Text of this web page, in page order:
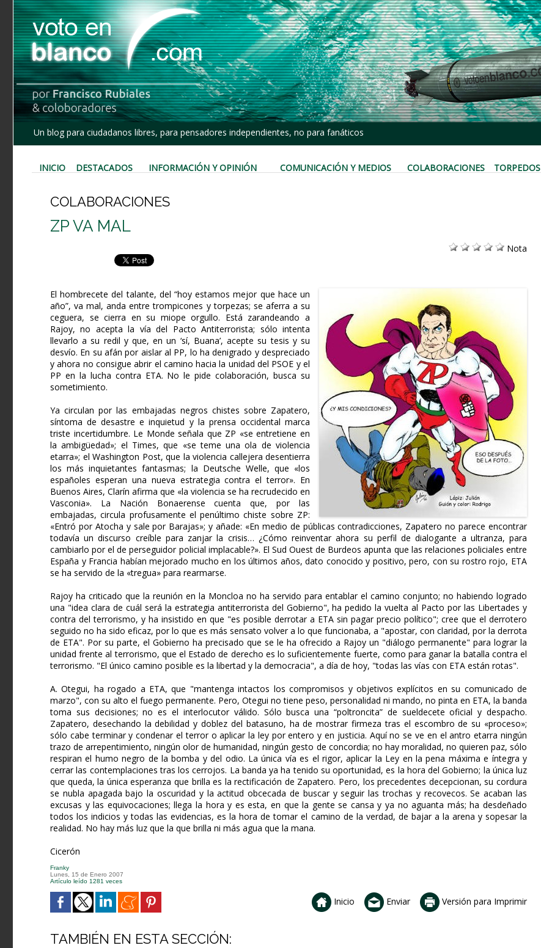
Un blog para ciudadanos libres, para pensadores independientes, no para fanáticos
INICIO DESTACADOS INFORMACIÓN Y OPINIÓN COMUNICACIÓN Y MEDIOS COLABORACIONES TORPEDOS
COLABORACIONES
ZP VA MAL
Nota
El hombrecete del talante, del “hoy estamos mejor que hace un
año”, va mal, anda entre trompicones y torpezas; se aferra a su
ceguera, se cierra en su miope orgullo. Está zarandeando a
Rajoy, no acepta la vía del Pacto Antiterrorista; sólo intenta
llevarlo a su redil y que, en un ‘sí, Buana’, acepte su tesis y su
desvío. En su afán por aislar al PP, lo ha denigrado y despreciado
y ahora no consigue abrir el camino hacia la unidad del PSOE y el
PP en la lucha contra ETA. No le pide colaboración, busca su
sometimiento.
Ya circulan por las embajadas negros chistes sobre Zapatero,
síntoma de desastre e inquietud y la prensa occidental marca
triste incertidumbre. Le Monde señala que ZP «se entretiene en
la ambigüedad»; el Times, que «se teme una ola de violencia
etarra»; el Washington Post, que la violencia callejera desentierra
los más inquietantes fantasmas; la Deutsche Welle, que «los
españoles esperan una nueva estrategia contra el terror». En
Buenos Aires, Clarín afirma que «la violencia se ha recrudecido en
Vasconia». La Nación Bonaerense cuenta que, por las
embajadas, circula profusamente el penúltimo chiste sobre ZP:
«Entró por Atocha y sale por Barajas»; y añade: «En medio de públicas contradicciones, Zapatero no parece encontrar
todavía un discurso creíble para zanjar la crisis… ¿Cómo reinventar ahora su perfil de dialogante a ultranza, para
cambiarlo por el de perseguidor policial implacable?». El Sud Ouest de Burdeos apunta que las relaciones policiales entre
España y Francia habían mejorado mucho en los últimos años, dato conocido y positivo, pero, con su rostro rojo, ETA
se ha servido de la «tregua» para rearmarse.
Rajoy ha criticado que la reunión en la Moncloa no ha servido para entablar el camino conjunto; no habiendo logrado
una "idea clara de cuál será la estrategia antiterrorista del Gobierno", ha pedido la vuelta al Pacto por las Libertades y
contra del terrorismo, y ha insistido en que "es posible derrotar a ETA sin pagar precio político"; cree que el derrotero
seguido no ha sido eficaz, por lo que es más sensato volver a lo que funcionaba, a "apostar, con claridad, por la derrota
de ETA". Por su parte, el Gobierno ha precisado que se le ha ofrecido a Rajoy un "diálogo permanente" para lograr la
unidad frente al terrorismo, que el Estado de derecho es lo suficientemente fuerte, como para ganar la batalla contra el
terrorismo. "El único camino posible es la libertad y la democracia", a día de hoy, "todas las vías con ETA están rotas".
A. Otegui, ha rogado a ETA, que "mantenga intactos los compromisos y objetivos explícitos en su comunicado de
marzo", con su alto el fuego permanente. Pero, Otegui no tiene peso, personalidad ni mando, no pinta en ETA, la banda
toma sus decisiones; no es el interlocutor válido. Sólo busca una “poltroncita” de sueldecete oficial y despacho.
Zapatero, desechando la debilidad y doblez del batasuno, ha de mostrar firmeza tras el escombro de su «proceso»;
sólo cabe terminar y condenar el terror o aplicar la ley por entero y en justicia. Aquí no se ve en el antro etarra ningún
trazo de arrepentimiento, ningún olor de humanidad, ningún gesto de concordia; no hay moralidad, no quieren paz, sólo
respiran el humo negro de la bomba y del odio. La única vía es el rigor, aplicar la Ley en la pena máxima e íntegra y
cerrar las contemplaciones tras los cerrojos. La banda ya ha tenido su oportunidad, es la hora del Gobierno; la única luz
que queda, la única esperanza que brilla es la rectificación de Zapatero. Pero, los precedentes decepcionan, su cordura
se nubla apagada bajo la oscuridad y la actitud obcecada de buscar y seguir las trochas y recovecos. Se acaban las
excusas y las equivocaciones; llega la hora y es esta, en que la gente se cansa y ya no aguanta más; ha desdeñado
todos los indicios y todas las evidencias, es la hora de tomar el camino de la verdad, de bajar a la arena y sopesar la
realidad. No hay más luz que la que brilla ni más agua que la mana.
Cicerón
Franky
Lunes, 15 de Enero 2007
Artículo leído 1281 veces
Inicio Enviar Versión para Imprimir
TAMBIÉN EN ESTA SECCIÓN: